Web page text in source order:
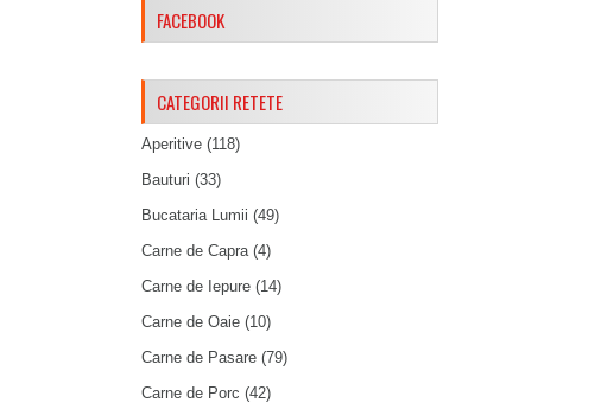
FACEBOOK
CATEGORII RETETE
Aperitive (118)
Bauturi (33)
Bucataria Lumii (49)
Carne de Capra(4)
Carne de Iepure (14)
Carne de Oaie (10)
Carne de Pasare (79)
Carne de Porc (42)